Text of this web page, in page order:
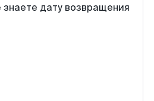
дату возвращения